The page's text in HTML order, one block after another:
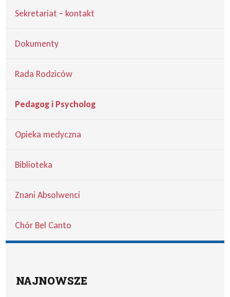
Sekretariat – kontakt
Dokumenty
Rada Rodziców
Pedagog i Psycholog
Opieka medyczna
Biblioteka
Znani Absolwenci
Chór Bel Canto
NAJNOWSZE